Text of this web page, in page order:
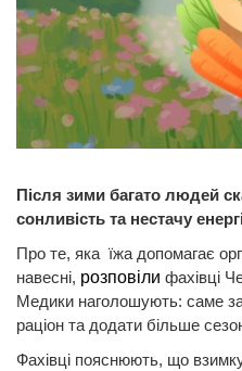
Після зими багато людей
сонливість та нестачу
Про те, яка їжа допомагає
навесні, розповіли фахівці
Медики наголошують: саме
раціон та додати більше
Фахівці пояснюють, що